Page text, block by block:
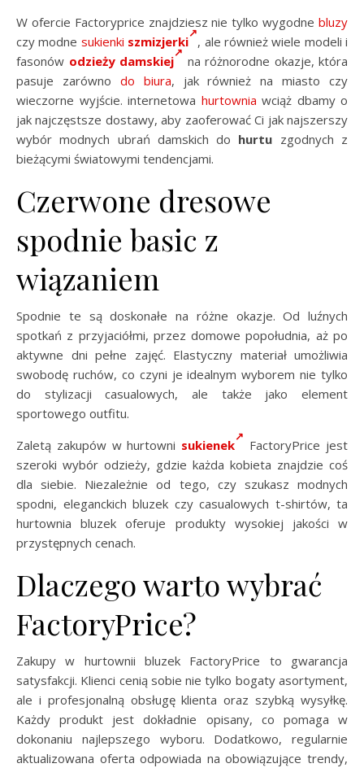
W ofercie Factoryprice znajdziesz nie tylko wygodne bluzy
czy modne sukienki szmizjerki , ale również wiele modeli i
fasonów odzieży damskiej
na różnorodne okazje, która
pasuje zarówno do biura, jak również na miasto czy
wieczorne wyjście. internetowa hurtownia wciąż dbamy o
jak najczęstsze dostawy, aby zaoferować Ci jak najszerszy
wybór modnych ubrań damskich do hurtu zgodnych z
bieżącymi światowymi tendencjami.
Czerwone dresowe
spodnie basic z
wiązaniem
Spodnie te są doskonałe na różne okazje. Od luźnych
spotkań z przyjaciółmi, przez domowe popołudnia, aż po
aktywne dni pełne zajęć. Elastyczny materiał umożliwia
swobodę ruchów, co czyni je idealnym wyborem nie tylko
do stylizacji casualowych, ale także jako element
sportowego outfitu.
Zaletą zakupów w hurtowni sukienek
FactoryPrice jest
szeroki wybór odzieży, gdzie każda kobieta znajdzie coś
dla siebie. Niezależnie od tego, czy szukasz modnych
spodni, eleganckich bluzek czy casualowych t-shirtów, ta
hurtownia bluzek oferuje produkty wysokiej jakości w
przystępnych cenach.
Dlaczego warto wybrać
FactoryPrice?
Zakupy w hurtownii bluzek FactoryPrice to gwarancja
satysfakcji. Klienci cenią sobie nie tylko bogaty asortyment,
ale i profesjonalną obsługę klienta oraz szybką wysyłkę.
Każdy produkt jest dokładnie opisany, co pomaga w
dokonaniu najlepszego wyboru. Dodatkowo, regularnie
aktualizowana oferta odpowiada na obowiązujące trendy,